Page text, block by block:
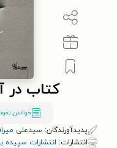
کتاب در
خواندن
پدیدآورندگان: سیدعلی
انتشارات: انتشارات سپیده